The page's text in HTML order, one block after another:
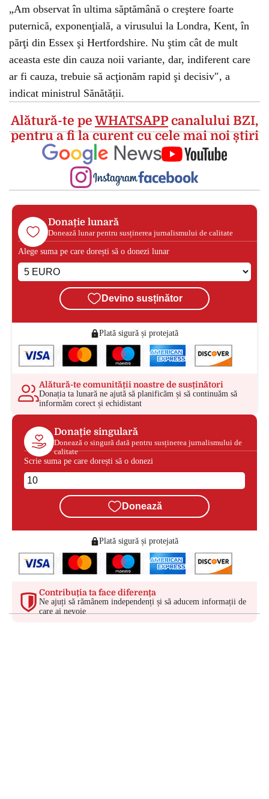
„Am observat în ultima săptămână o creştere foarte
puternică, exponenţială, a virusului la Londra, Kent, în
părţi din Essex şi Hertfordshire. Nu ştim cât de mult
aceasta este din cauza noii variante, dar, indiferent care
ar fi cauza, trebuie să acţionăm rapid şi decisiv″, a
indicat ministrul Sănătății.
Alătură-te peWHATSAPPcanalului BZI,
pentru a fi la curent cu cele mai noi știri
Donație lunară
Donează lunar pentru susținerea jurnalismului de calitate
Alege suma pe care dorești să o donezi lunar
Devino susținător
Plată sigură și protejată
Alătură-te comunității noastre de susținători
Donația ta lunară ne ajută să planificăm și să continuăm să
informăm corect și echidistant
Donație singulară
Donează o singură dată pentru susținerea jurnalismului de
calitate
Scrie suma pe care dorești să o donezi
Donează
Plată sigură și protejată
Contribuția ta face diferența
Ne ajuți să rămânem independenți și să aducem informații de
care ai nevoie